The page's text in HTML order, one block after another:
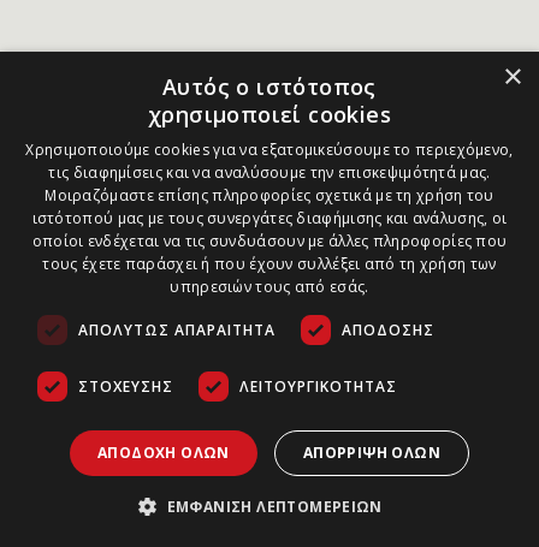
×
Αυτός ο ιστότοπος
χρησιμοποιεί cookies
Χρησιμοποιούμε cookies για να εξατομικεύσουμε το περιεχόμενο,
τις διαφημίσεις και να αναλύσουμε την επισκεψιμότητά μας.
Μοιραζόμαστε επίσης πληροφορίες σχετικά με τη χρήση του
ιστότοπού μας με τους συνεργάτες διαφήμισης και ανάλυσης, οι
οποίοι ενδέχεται να τις συνδυάσουν με άλλες πληροφορίες που
τους έχετε παράσχει ή που έχουν συλλέξει από τη χρήση των
υπηρεσιών τους από εσάς.
ΑΠΟΛΎΤΩΣ ΑΠΑΡΑΊΤΗΤΑ ΑΠΌΔΟΣΗΣ
ΣΤΌΧΕΥΣΗΣ ΛΕΙΤΟΥΡΓΙΚΌΤΗΤΑΣ
ΑΠΟΔΟΧΉ ΌΛΩΝ ΑΠΌΡΡΙΨΗ ΌΛΩΝ
ΕΜΦΆΝΙΣΗ ΛΕΠΤΟΜΕΡΕΙΏΝ